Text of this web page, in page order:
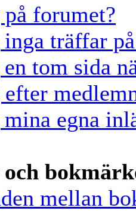
forumet?
träffar
tom sida
egna
mellan